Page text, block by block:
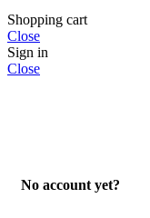
Shopping cart
Close
Sign in
Close
No account yet?